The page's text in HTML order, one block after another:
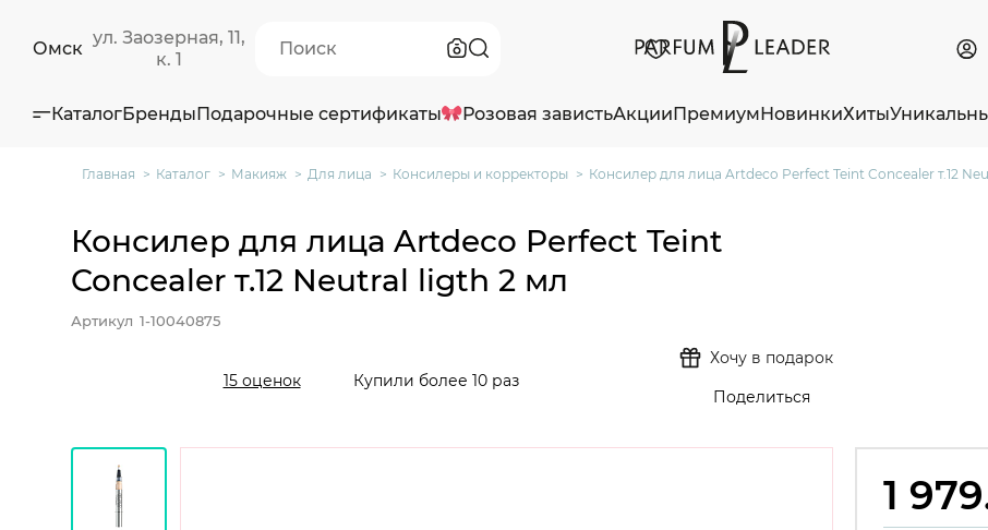
Омск
ул. Заозерная, 11,
к. 1
КаталогБрендыПодарочные сертификаты Розовая завистьАкцииПремиумНовинкиХиты
Главная Каталог Макияж Для лица Консилеры и корректоры Консилер для лица Artdeco Perfect Teint Concealer т.12
Консилер для лица Artdeco Perfect Teint
Concealer т.12 Neutral ligth 2 мл
Артикул 1-10040875
15 оценок Купили более 10 раз
Хочу в подарок
Поделиться
1